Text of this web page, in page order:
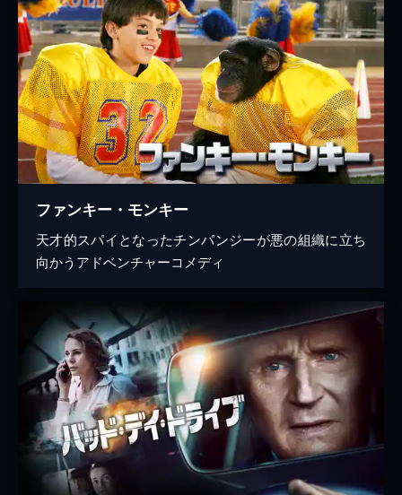
ファンキー・モンキー
天才的スパイとなったチンパンジーが悪の組織に立ち
向かうアドベンチャーコメディ